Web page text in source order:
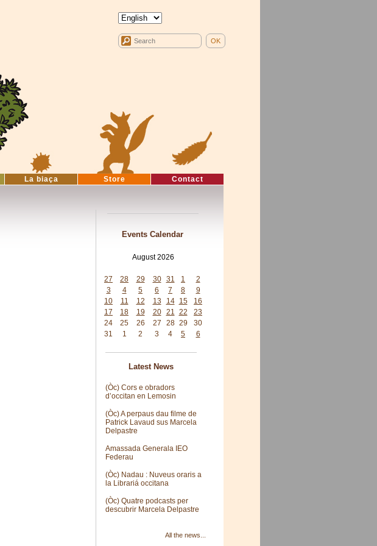
La biaça Store Contact
Events Calendar
August 2026
27
28 29 30 31 1
2
3
4 5 6 7 8
9
10
11 12 13 14 15
16
17
18 19 20 21 22
23
24
25 26 27 28 29
30
31
1 2 3 4 5 6
Latest News
(Òc) Cors e obradors
d’occitan en Lemosin
(Òc) A perpaus dau filme de
Patrick Lavaud sus Marcela
Delpastre
Amassada Generala IEO
Federau
(Òc) Nadau : Nuveus oraris a
la Librariá occitana
(Òc) Quatre podcasts per
descubrir Marcela Delpastre
All the news...